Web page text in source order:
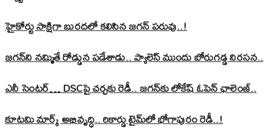
హైకోర్టు సాక్షిగా బురదలో కలిసిన జగన్ పరువు..!
జగన్‌ని నమ్మితే రోడ్డున పడేశాడు.. ప్యాలెస్‌ ముందు బోరుగడ్డ నిరసన..
ఎనీ సెంటర్‌… DSCపై చర్చకు రెడీ.. జగన్‌కు లోకేష్‌ ఓపెన్ ఛాలెంజ్..
కూటమి మార్క్ అభివృద్ధి.. రికార్డు టైమ్‌లో భోగాపురం రెడీ..!